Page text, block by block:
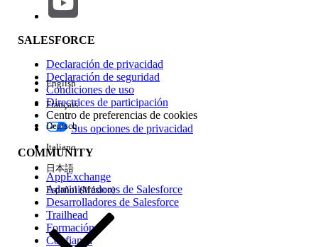
Repercusión de función
Edición
Experiencia
SALESFORCE
Declaración de privacidad
Declaración de seguridad
Condiciones de uso
Directrices de participación
Centro de preferencias de cookies
Sus opciones de privacidad
COMMUNITY
AppExchange
Administradores de Salesforce
Desarrolladores de Salesforce
Trailhead
Formación
Confianza
English
Français
Deutsch
Italiano
日本語
Español (México)